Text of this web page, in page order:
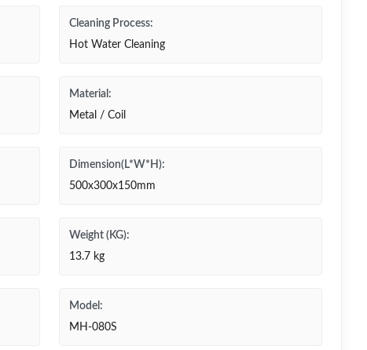
Cleaning Process:
Hot Water Cleaning
Material:
Metal / Coil
Dimension(L*W*H):
500x300x150mm
Weight (KG):
13.7 kg
Model:
MH-080S